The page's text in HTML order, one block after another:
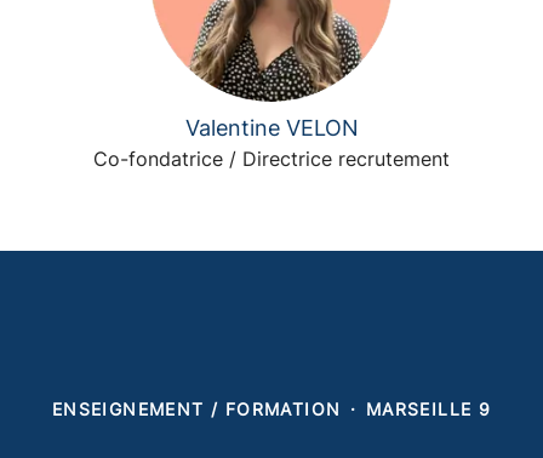
Valentine VELON
Co-fondatrice / Directrice recrutement
ENSEIGNEMENT / FORMATION · MARSEILLE 9